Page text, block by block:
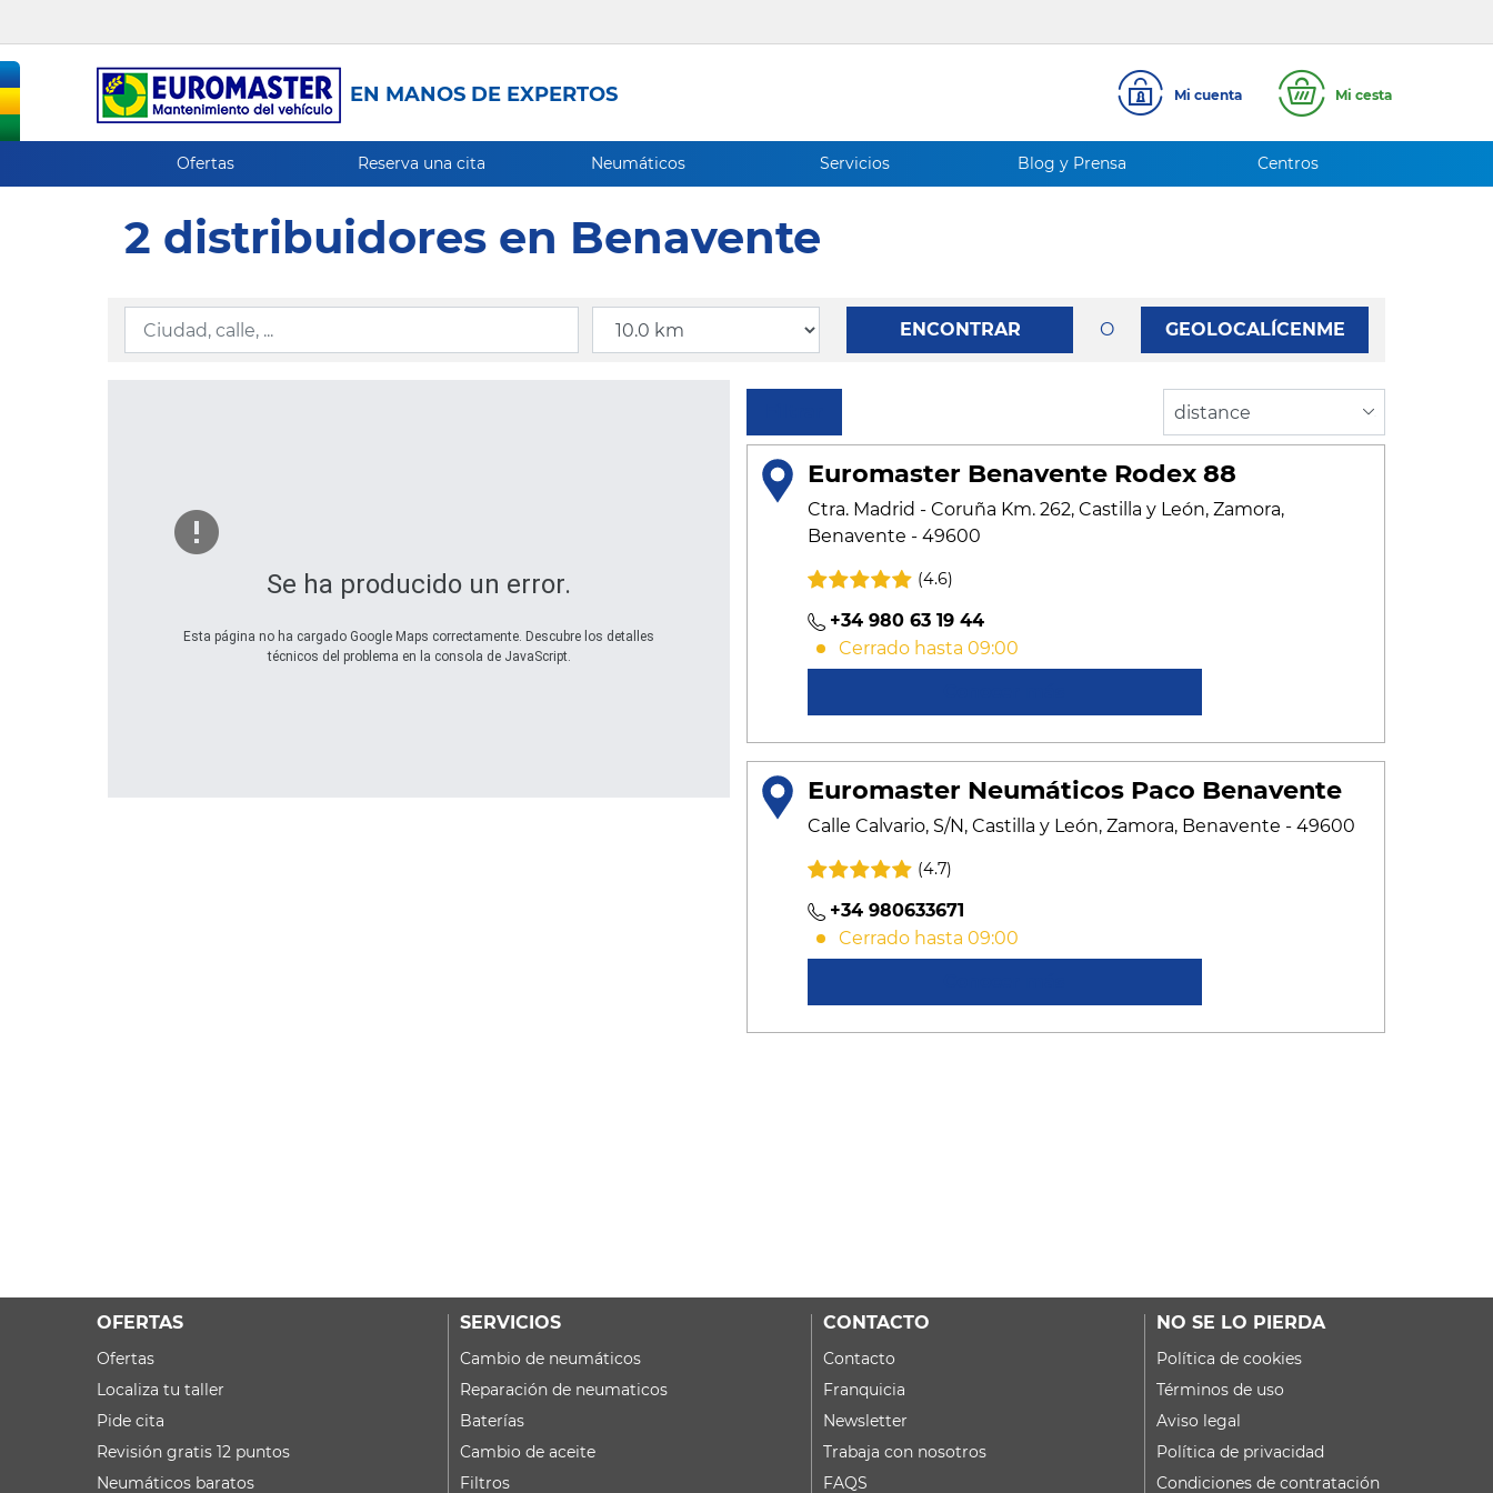
EN MANOS DE EXPERTOS Mi cuenta Mi cesta
Ofertas Reserva una cita Neumáticos Servicios Blog y Prensa Centros
2 distribuidores en Benavente
Ingresar la información de localización Radio ENCONTRAR O GEOLOCALÍCENME
Se ha producido un error.
Esta página no ha cargado Google Maps correctamente. Descubre los detalles
técnicos del problema en la consola de JavaScript.
Euromaster Benavente Rodex 88
Ctra. Madrid - Coruña Km. 262, Castilla y León, Zamora,
Benavente - 49600
(4.6)
+34 980 63 19 44
Cerrado hasta 09:00
Euromaster Neumáticos Paco Benavente
Calle Calvario, S/N, Castilla y León, Zamora, Benavente - 49600
(4.7)
+34 980633671
Cerrado hasta 09:00
OFERTAS
Ofertas
Localiza tu taller
Pide cita
Revisión gratis 12 puntos
Neumáticos baratos
SERVICIOS
Cambio de neumáticos
Reparación de neumaticos
Baterías
Cambio de aceite
Filtros
CONTACTO
Contacto
Franquicia
Newsletter
Trabaja con nosotros
FAQS
NO SE LO PIERDA
Política de cookies
Términos de uso
Aviso legal
Política de privacidad
Condiciones de contratación